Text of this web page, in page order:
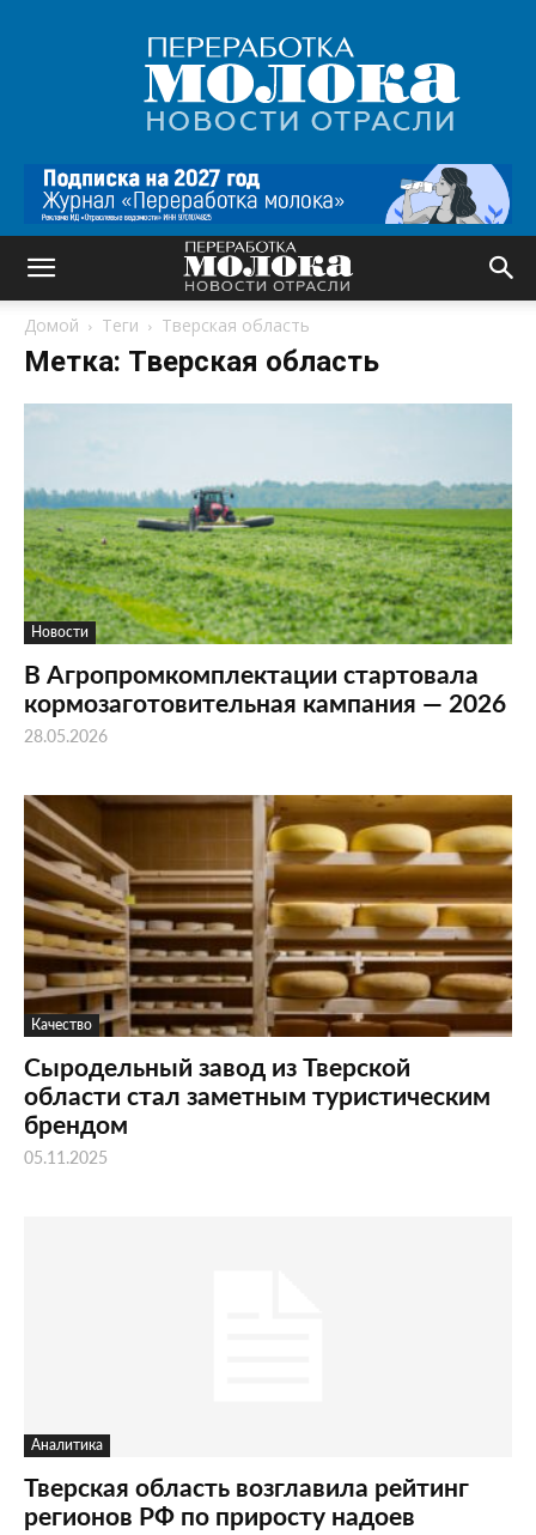
Переработка
молока
|
Новости
Домой Теги Тверская область
Метка: Тверская область
Новости
В Агропромкомплектации стартовала
кормозаготовительная кампания — 2026
28.05.2026
Качество
Сыродельный завод из Тверской
области стал заметным туристическим
брендом
05.11.2025
Аналитика
Тверская область возглавила рейтинг
регионов РФ по приросту надоев